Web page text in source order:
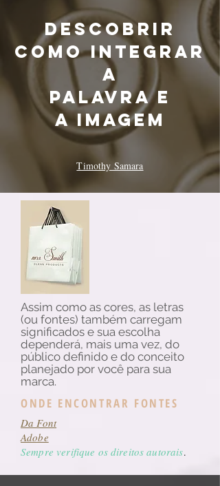
descobrir
como integrar
a
palavra e
a imagem
Timothy Samara
Assim como as cores, as letras
(ou fontes) também carregam
significados e sua escolha
dependerá, mais uma vez, do
público definido e do conceito
planejado por você para sua
marca.
ONDE ENCONTRAR FONTES
Da Font
Adobe
Sempre verifique os direitos autorais.